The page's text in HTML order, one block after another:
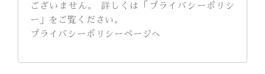
ございません。 詳しくは「プライバシーポリシ
ー」をご覧ください。
プライバシーポリシーページへ